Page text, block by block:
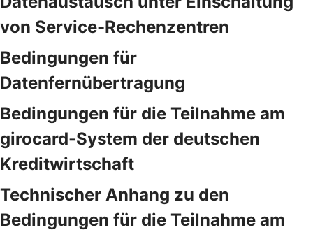
von Service-Rechenzentren
Bedingungen für
Datenfernübertragung
Bedingungen für die Teilnahme am
girocard-System der deutschen
Kreditwirtschaft
Technischer Anhang zu den
Bedingungen für die Teilnahme am